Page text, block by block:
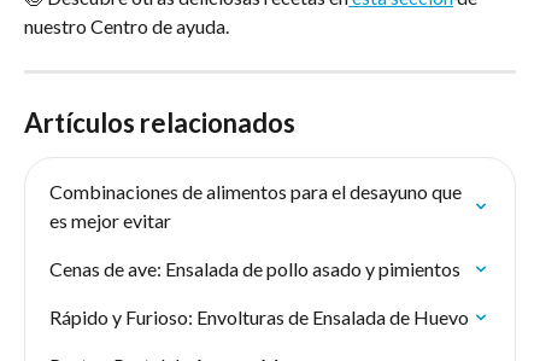
nuestro Centro de ayuda.
Artículos relacionados
Combinaciones de alimentos para el desayuno que
es mejor evitar
Cenas de ave: Ensalada de pollo asado y pimientos
Rápido y Furioso: Envolturas de Ensalada de Huevo